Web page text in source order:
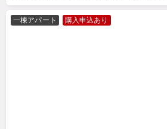
一棟アパート 購入申込あり